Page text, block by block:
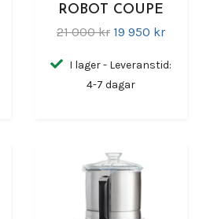
ROBOT COUPE
21 000 kr 19 950 kr
I lager - Leveranstid:
4-7 dagar